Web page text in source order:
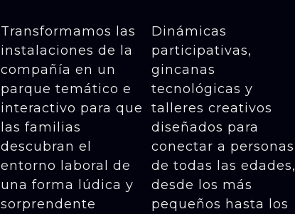
Transformamos las
instalaciones de la
compañía en un
parque temático e
interactivo para que
las familias
descubran el
entorno laboral de
una forma lúdica y
sorprendente
Dinámicas
participativas,
gincanas
tecnológicas y
talleres creativos
diseñados para
conectar a personas
de todas las edades,
desde los más
pequeños hasta los